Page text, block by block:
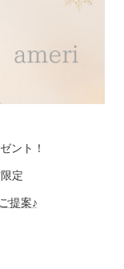
ント！
定
提案♪